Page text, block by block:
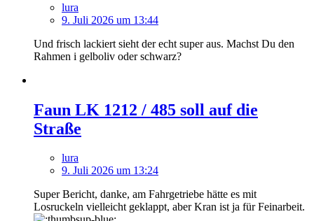
lura
9. Juli 2026 um 13:44
Und frisch lackiert sieht der echt super aus. Machst Du den
Rahmen i gelboliv oder schwarz?
Faun LK 1212 / 485 soll auf die
Straße
lura
9. Juli 2026 um 13:24
Super Bericht, danke, am Fahrgetriebe hätte es mit
Losruckeln vielleicht geklappt, aber Kran ist ja für Feinarbeit.